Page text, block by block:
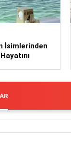
İsimlerinden